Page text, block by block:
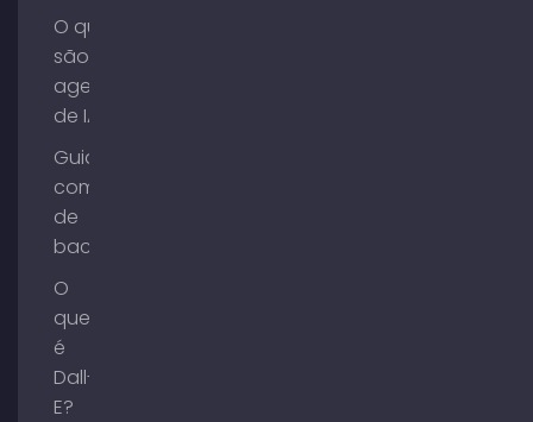
O que
são
agentes
de IA?
Guia de
compra
de
backlinks
O
que
é
Dall-
E?